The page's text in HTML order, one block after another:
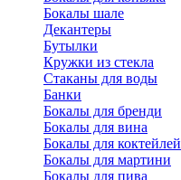
Бокалы шале
Декантеры
Бутылки
Кружки из стекла
Стаканы для воды
Банки
Бокалы для бренди
Бокалы для вина
Бокалы для коктейлей
Бокалы для мартини
Бокалы для пива